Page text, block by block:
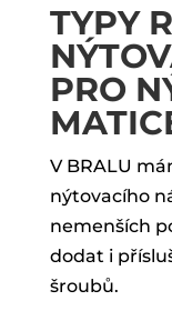
TYPY
PRO
V BRALU
nýtovacího
nemenších
dodat i
šroubů.